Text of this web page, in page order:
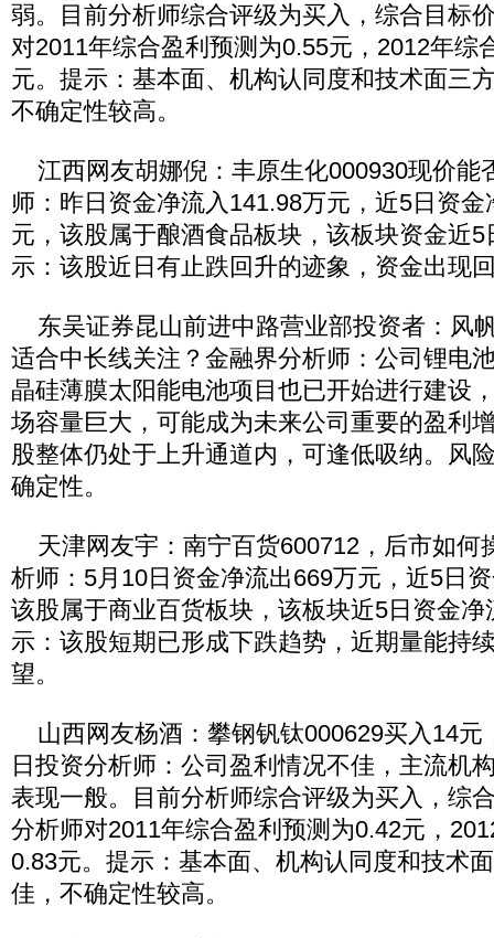
弱。目前分析师综合评级为买入，综合目标
对2011年综合盈利预测为0.55元，2012年综
元。提示：基本面、机构认同度和技术面三
不确定性较高。
江西网友胡娜倪：丰原生化000930现价能
师：昨日资金净流入141.98万元，近5日资
元，该股属于酿酒食品板块，该板块资金近
示：该股近日有止跌回升的迹象，资金出现
东吴证券昆山前进中路营业部投资者：风
适合中长线关注？金融界分析师：公司锂电
晶硅薄膜太阳能电池项目也已开始进行建设
场容量巨大，可能成为未来公司重要的盈利
股整体仍处于上升通道内，可逢低吸纳。风
确定性。
天津网友宇：南宁百货600712，后市如何
析师：5月10日资金净流出669万元，近5日
该股属于商业百货板块，该板块近5日资金净
示：该股短期已形成下跌趋势，近期量能持
望。
山西网友杨酒：攀钢钒钛000629买入14元
日投资分析师：公司盈利情况不佳，主流机
表现一般。目前分析师综合评级为买入，综
分析师对2011年综合盈利预测为0.42元，
0.83元。提示：基本面、机构认同度和技术
佳，不确定性较高。